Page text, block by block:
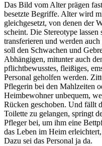
Das Bild vom Alter prägen
besetzte Begriffe. Alter wird
gleichgesetzt, von denen der
scheint. Die Stereotype
transferieren und werden
soll den Schwachen und
Abhängigen, mitunter auch
pflichtbewusstes, fleißiges,
Personal geholfen werden.
Pflegerin bei den Mahlzeiten
Heimbewohner unbequem,
Rücken geschoben. Und fällt
Toilette zu gelangen, springt
Pfleger bei, um ihm eine
das Leben im Heim
Dazu sei das Personal ja da.